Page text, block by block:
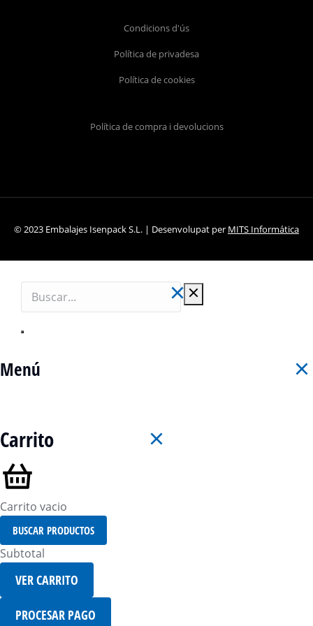
Condicions d'ús
Política de privadesa
Política de cookies
Política de compra i devolucions
© 2023 Embalajes Isenpack S.L. | Desenvolupat per MITS Informática
Menú
Carrito
Carrito vacio
BUSCAR PRODUCTOS
Subtotal
VER CARRITO
PROCESAR PAGO